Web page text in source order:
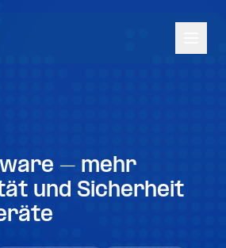
– mehr
und Sicherheit